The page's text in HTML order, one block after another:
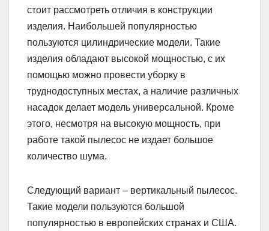
стоит рассмотреть отличия в конструкции
изделия. Наибольшей популярностью
пользуются цилиндрические модели. Такие
изделия обладают высокой мощностью, с их
помощью можно провести уборку в
труднодоступных местах, а наличие различных
насадок делает модель универсальной. Кроме
этого, несмотря на высокую мощность, при
работе такой пылесос не издает большое
количество шума.
Следующий вариант – вертикальный пылесос.
Такие модели пользуются большой
популярностью в европейских странах и США.